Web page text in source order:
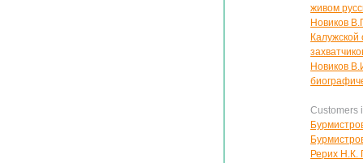
живом
Новиков
Новиков
Customers
Рерих Н.К.